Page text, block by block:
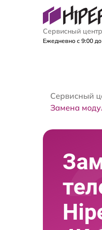
Сервисный
Ежедневно с 9:00
Сервисный
Замена